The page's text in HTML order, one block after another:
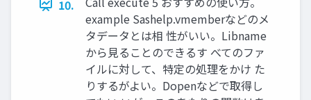
10.
example Sashelp.vmemberなどのメ
タデータとは相 性がいい。Libname
から見ることのできるす べてのファ
イルに対して、特定の処理をかけ た
りするがよい。Dopenなどで取得し